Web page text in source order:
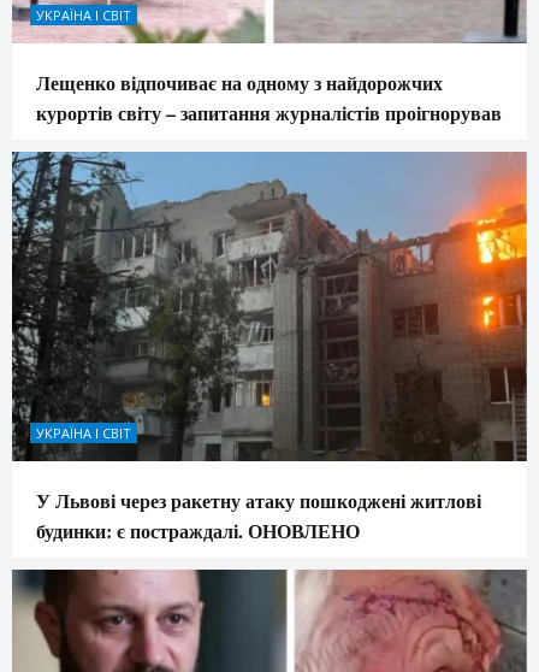
УКРАЇНА І СВІТ
Лещенко відпочиває на одному з найдорожчих
курортів світу – запитання журналістів проігнорував
УКРАЇНА І СВІТ
У Львові через ракетну атаку пошкоджені житлові
будинки: є постраждалі. ОНОВЛЕНО